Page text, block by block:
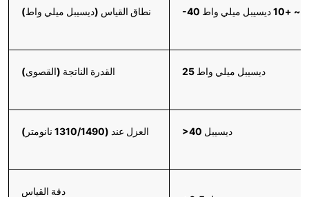
نطاق القياس (ديسيبل ميلي واط) ميلي واط
القدرة الناتجة (القصوى) 25 ديسيبل ميلي واط
العزل عند (1310/1490 نانومتر) >40 ديسيبل
دقة القياس